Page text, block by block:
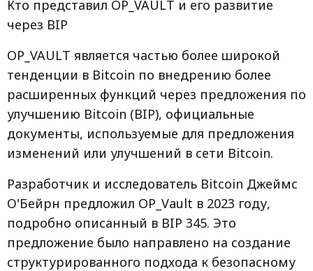
Кто представил OP_VAULT и его развитие
через BIP
OP_VAULT является частью более широкой
тенденции в Bitcoin по внедрению более
расширенных функций через предложения по
улучшению Bitcoin (BIP), официальные
документы, используемые для предложения
изменений или улучшений в сети Bitcoin.
Разработчик и исследователь Bitcoin Джеймс
О'Бейрн предложил OP_Vault в 2023 году,
подробно описанный в BIP 345. Это
предложение было направлено на создание
структурированного подхода к безопасному